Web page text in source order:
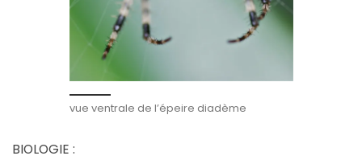
vue ventrale de l’épeire diadème
BIOLOGIE :